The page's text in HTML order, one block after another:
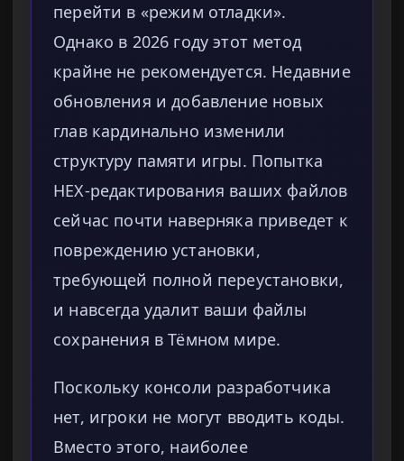
перейти в «режим отладки».
Однако в 2026 году этот метод
крайне не рекомендуется. Недавние
обновления и добавление новых
глав кардинально изменили
структуру памяти игры. Попытка
HEX-редактирования ваших файлов
сейчас почти наверняка приведет к
повреждению установки,
требующей полной переустановки,
и навсегда удалит ваши файлы
сохранения в Тёмном мире.
Поскольку консоли разработчика
нет, игроки не могут вводить коды.
Вместо этого, наиболее